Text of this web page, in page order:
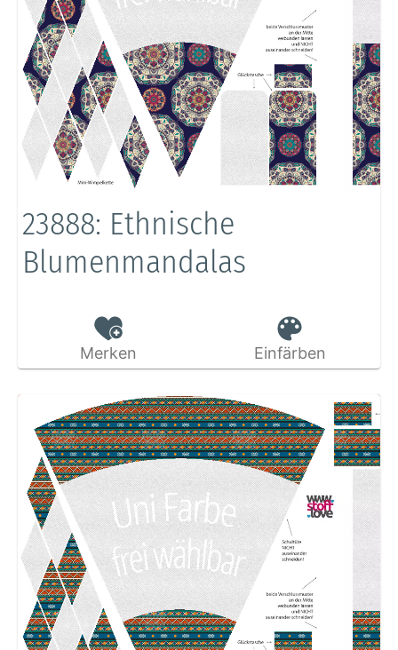
23888: Ethnische
Blumenmandalas
Merken Einfärben